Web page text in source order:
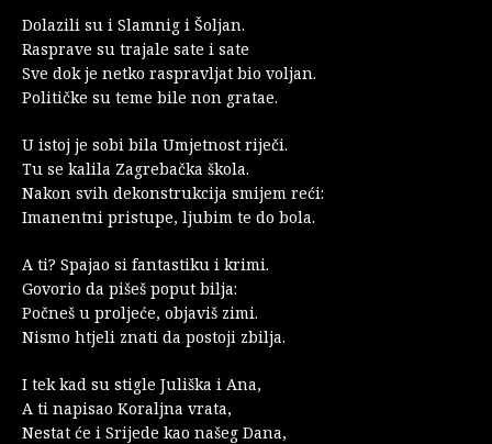
Dolazili su i Slamnig i Šoljan.
Rasprave su trajale sate i sate
Sve dok je netko raspravljat bio voljan.
Političke su teme bile non gratae.
U istoj je sobi bila Umjetnost riječi.
Tu se kalila Zagrebačka škola.
Nakon svih dekonstrukcija smijem reći:
Imanentni pristupe, ljubim te do bola.
A ti? Spajao si fantastiku i krimi.
Govorio da pišeš poput bilja:
Počneš u proljeće, objaviš zimi.
Nismo htjeli znati da postoji zbilja.
I tek kad su stigle Juliška i Ana,
A ti napisao Koraljna vrata,
Nestat će i Srijede kao našeg Dana,